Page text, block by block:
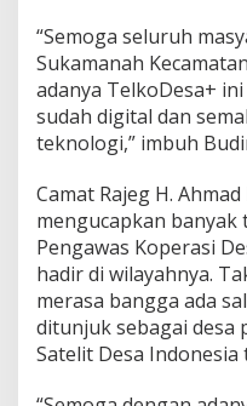
“Semoga seluruh
Sukamanah
adanya TelkoDesa+
sudah digital dan
teknologi,” imbuh
Camat Rajeg H.
mengucapkan banyak
Pengawas Koperasi
hadir di wilayahnya.
merasa bangga ada
ditunjuk sebagai desa
Satelit Desa